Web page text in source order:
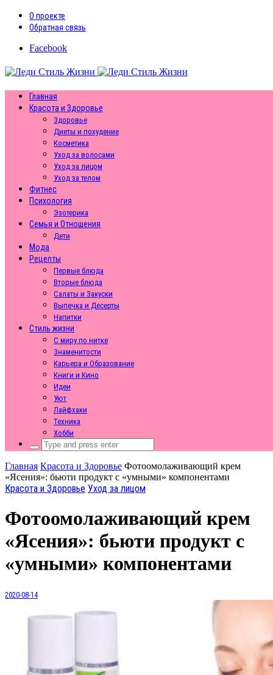
О проекте
Обратная связь
Facebook
Главная
Красота и Здоровье
Здоровье
Диеты и похудение
Косметика
Уход за волосами
Уход за лицом
Уход за телом
Фитнес
Психология
Эзотерика
Семья и Отношения
Дети
Мода
Рецепты
Первые блюда
Вторые блюда
Салаты и Закуски
Выпечка и Десерты
Напитки
Стиль жизни
С миру по нитке
Знаменитости
Карьера и Образование
Книги и Кино
Идеи
Уют
Лайфхаки
Техника
Хобби
Search
for:
Главная Красота и Здоровье Фотоомолаживающий крем
«Ясения»: бьюти продукт с «умными» компонентами
Красота и Здоровье Уход за лицом
Фотоомолаживающий крем
«Ясения»: бьюти продукт с
«умными» компонентами
2020-08-14